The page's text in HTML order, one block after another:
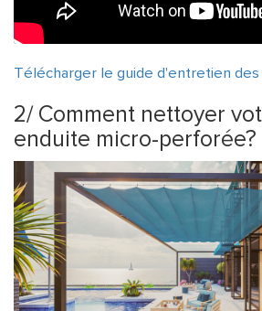
Télécharger le guide d'entretien
2/ Comment nettoyer
enduite micro-perforée?